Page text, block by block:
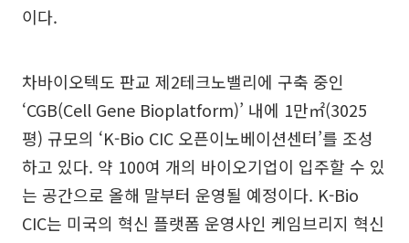
이다.
차바이오텍도 판교 제2테크노밸리에 구축 중인
‘CGB(Cell Gene Bioplatform)’ 내에 1만㎡(3025
평) 규모의 ‘K-Bio CIC 오픈이노베이션센터’를 조성
하고 있다. 약 100여 개의 바이오기업이 입주할 수 있
는 공간으로 올해 말부터 운영될 예정이다. K-Bio
CIC는 미국의 혁신 플랫폼 운영사인 케임브리지 혁신